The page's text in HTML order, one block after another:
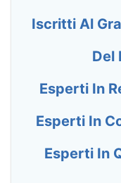
Iscritti Al
Del
Esperti In
Esperti In
Esperti In